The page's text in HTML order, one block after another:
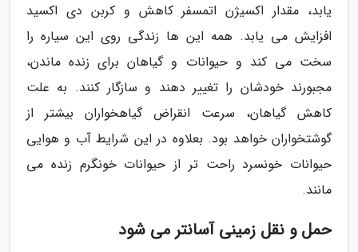
یابد، مقدار اکسیژن اتمسفر کاهش و کربن دی اکسید
افزایش می یابد. همه این ها زندگی روی این سیاره را
سخت می کند و حیوانات و گیاهان برای زنده ماندن،
مجبورند خودشان را تغییر دهند و سازگار کنند. به علت
کاهش گیاهان، سرعت انقراض گیاهخواران بیشتر از
گوشتخواران خواهد بود. بعلاوه در این شرایط آب و هوایی
حیوانات خونسرد راحت تر از حیوانات خونگرم زنده می
مانند.
حمل و نقل زمینی آسانتر می شود